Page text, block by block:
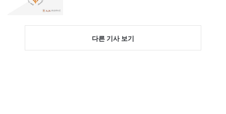
다른 기사 보기